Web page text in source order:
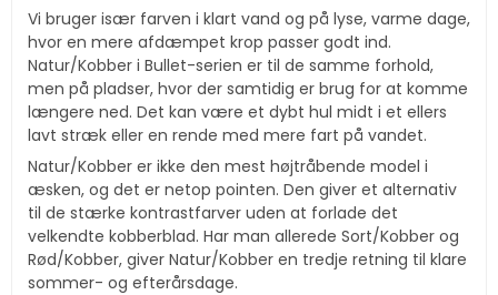
Vi bruger især farven i klart vand og på lyse, varme dage,
hvor en mere afdæmpet krop passer godt ind.
Natur/Kobber i Bullet-serien er til de samme forhold,
men på pladser, hvor der samtidig er brug for at komme
længere ned. Det kan være et dybt hul midt i et ellers
lavt stræk eller en rende med mere fart på vandet.
Natur/Kobber er ikke den mest højtråbende model i
æsken, og det er netop pointen. Den giver et alternativ
til de stærke kontrastfarver uden at forlade det
velkendte kobberblad. Har man allerede Sort/Kobber og
Rød/Kobber, giver Natur/Kobber en tredje retning til klare
sommer- og efterårsdage.